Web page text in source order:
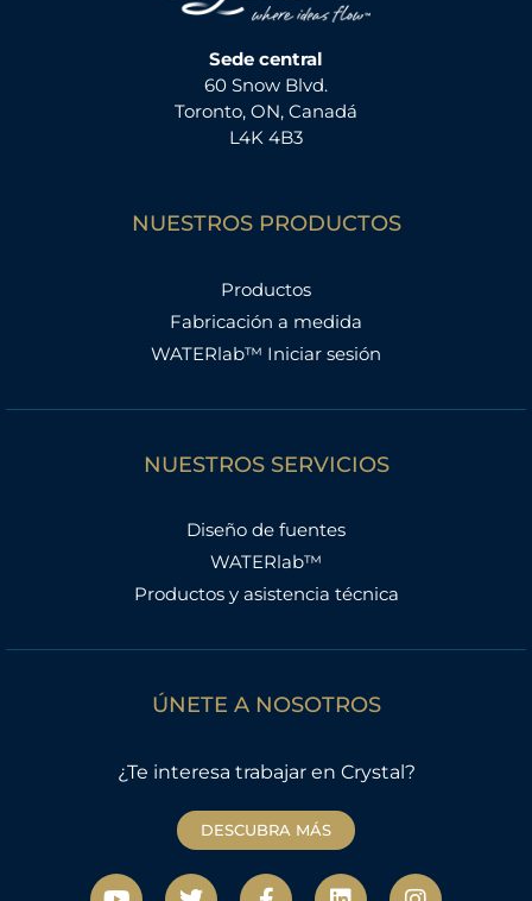
Sede central
60 Snow Blvd.
Toronto, ON, Canadá
L4K 4B3
NUESTROS PRODUCTOS
Productos
Fabricación a medida
WATERlab™ Iniciar sesión
NUESTROS SERVICIOS
Diseño de fuentes
WATERlab™
Productos y asistencia técnica
ÚNETE A NOSOTROS
¿Te interesa trabajar en Crystal?
DESCUBRA MÁS
Y
T
F
L
I